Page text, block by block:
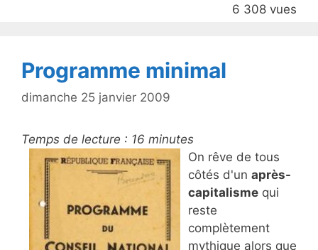
6 308 vues
Programme minimal
dimanche 25 janvier 2009
Temps de lecture : 16 minutes
On rêve de tous
côtés d'un après-
capitalisme qui
reste
complètement
mythique alors que